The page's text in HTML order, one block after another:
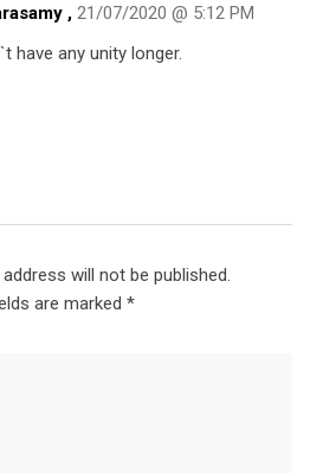
, 21/07/2020 @ 5:12 PM
have any unity longer.
will not be published.
are marked *